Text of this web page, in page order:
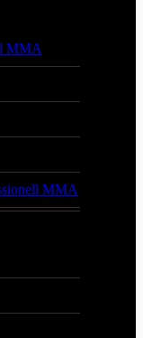
MMA
MMA